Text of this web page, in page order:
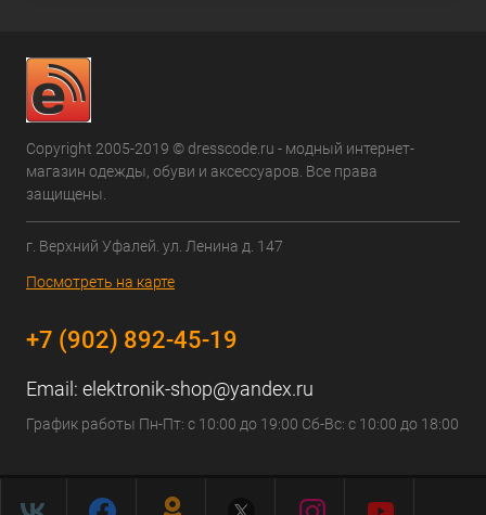
Copyright 2005-2019 © dresscode.ru - модный интернет-
магазин одежды, обуви и аксессуаров. Все права
защищены.
г. Верхний Уфалей. ул. Ленина д. 147
Посмотреть на карте
+7 (902) 892-45-19
Email: elektronik-shop@yandex.ru
График работы Пн-Пт: с 10:00 до 19:00 Сб-Вс: с 10:00 до 18:00